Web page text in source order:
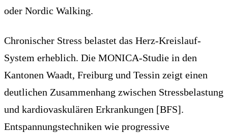
oder Nordic Walking.
Chronischer Stress belastet das Herz-Kreislauf-
System erheblich. Die MONICA-Studie in den
Kantonen Waadt, Freiburg und Tessin zeigt einen
deutlichen Zusammenhang zwischen Stressbelastung
und kardiovaskulären Erkrankungen [BFS].
Entspannungstechniken wie progressive